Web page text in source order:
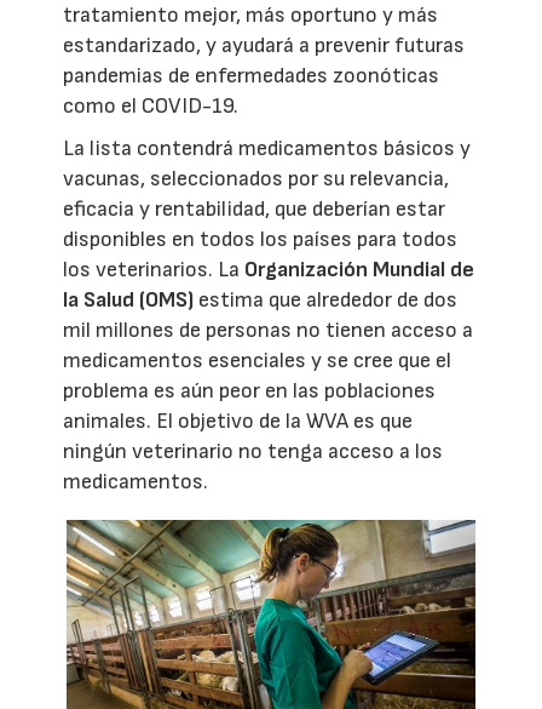
tratamiento mejor, más oportuno y más
estandarizado, y ayudará a prevenir futuras
pandemias de enfermedades zoonóticas
como el COVID-19.
La lista contendrá medicamentos básicos y
vacunas, seleccionados por su relevancia,
eficacia y rentabilidad, que deberían estar
disponibles en todos los países para todos
los veterinarios. La Organización Mundial de
la Salud (OMS) estima que alrededor de dos
mil millones de personas no tienen acceso a
medicamentos esenciales y se cree que el
problema es aún peor en las poblaciones
animales. El objetivo de la WVA es que
ningún veterinario no tenga acceso a los
medicamentos.